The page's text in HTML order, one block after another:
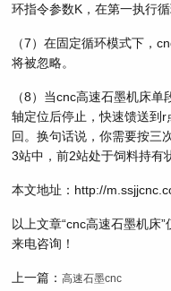
环指令参数K，在第一执行
（7）在固定循环模式下，
将被忽略。
（8）当cnc高速石墨机床
轴定位后停止，快速馈送到
回。换句话说，你需要按三
3站中，前2站处于饲料持有
本文地址：http://
以上文章“cnc高速石墨机床
来电咨询！
上一篇： 高速石墨cnc